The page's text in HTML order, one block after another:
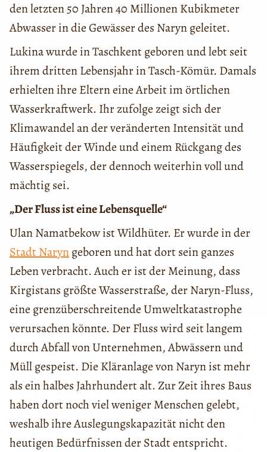
den letzten 50 Jahren 40 Millionen Kubikmeter
Abwasser in die Gewässer des Naryn geleitet.
Lukina wurde in Taschkent geboren und lebt seit
ihrem dritten Lebensjahr in Tasch-Kömür. Damals
erhielten ihre Eltern eine Arbeit im örtlichen
Wasserkraftwerk. Ihr zufolge zeigt sich der
Klimawandel an der veränderten Intensität und
Häufigkeit der Winde und einem Rückgang des
Wasserspiegels, der dennoch weiterhin voll und
mächtig sei.
„Der Fluss ist eine Lebensquelle“
Ulan Namatbekow ist Wildhüter. Er wurde in der
Stadt Naryngeboren und hat dort sein ganzes
Leben verbracht. Auch er ist der Meinung, dass
Kirgistans größte Wasserstraße, der Naryn-Fluss,
eine grenzüberschreitende Umweltkatastrophe
verursachen könnte. Der Fluss wird seit langem
durch Abfall von Unternehmen, Abwässern und
Müll gespeist. Die Kläranlage von Naryn ist mehr
als ein halbes Jahrhundert alt. Zur Zeit ihres Baus
haben dort noch viel weniger Menschen gelebt,
weshalb ihre Auslegungskapazität nicht den
heutigen Bedürfnissen der Stadt entspricht.